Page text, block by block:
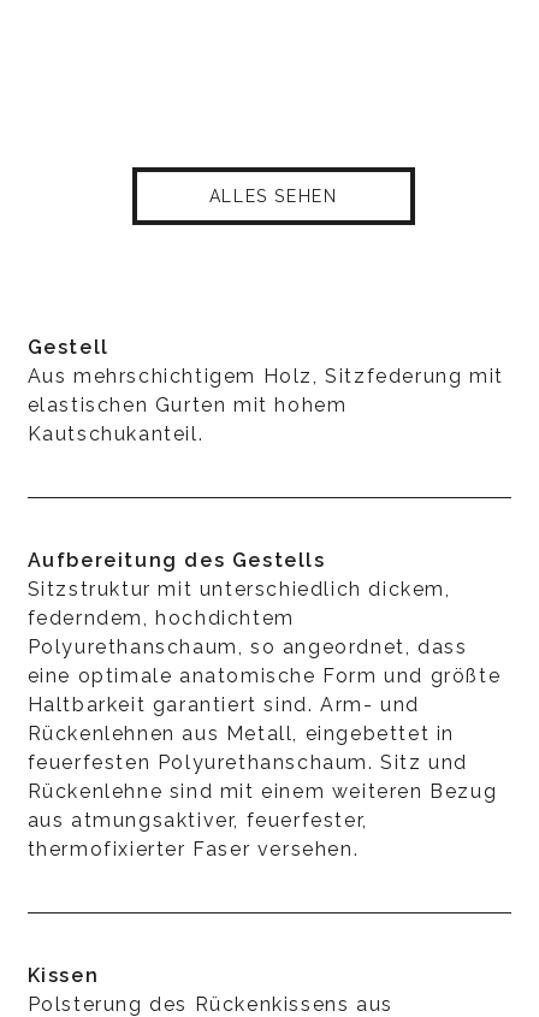
ALLES SEHEN
Gestell
Aus mehrschichtigem Holz, Sitzfederung mit
elastischen Gurten mit hohem
Kautschukanteil.
Aufbereitung des Gestells
Sitzstruktur mit unterschiedlich dickem,
federndem, hochdichtem
Polyurethanschaum, so angeordnet, dass
eine optimale anatomische Form und größte
Haltbarkeit garantiert sind. Arm- und
Rückenlehnen aus Metall, eingebettet in
feuerfesten Polyurethanschaum. Sitz und
Rückenlehne sind mit einem weiteren Bezug
aus atmungsaktiver, feuerfester,
thermofixierter Faser versehen.
Kissen
Polsterung des Rückenkissens aus